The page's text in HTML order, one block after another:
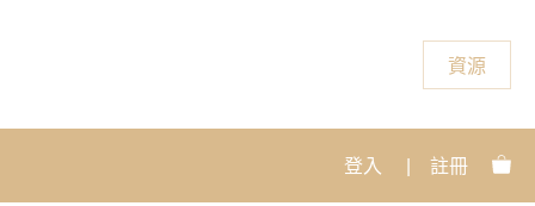
資源
登入 註冊